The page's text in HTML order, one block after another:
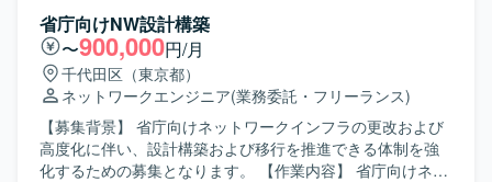
業務に携わっていただきます。 運用・保守に関する管理業
務を行っていただきます。 Windows/Linuxサーバの構築お
よび保守を行っていただきます。 無線LAN、WAN、VPNな
どを含むネットワークの構築および保守をご対応いただき
ます。 L2/L3、VLAN、冗長化、工場LANなどのネットワー
ク設計をご担当いただきます。 VMware/Hyper-Vを用いた
仮想基盤の設計構築を行っていただきます。 Active
DirectoryやAzure ADなどの認証基盤設計をご担当いただき
省庁向けNW設計構築
〜900,000円/月
千代田区（東京都）
ネットワークエンジニア(業務委託・フリーランス)
【募集背景】 省庁向けネットワークインフラの更改および
高度化に伴い、設計構築および移行を推進できる体制を強
化するための募集となります。 【作業内容】 省庁向けネッ